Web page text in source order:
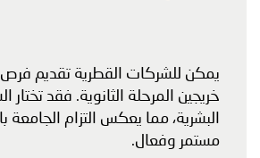
يمكن للشركات القطرية تقديم
خريجين المرحلة الثانوية. فقد تختار
البشرية، مما يعكس التزام
مستمر وفعال.